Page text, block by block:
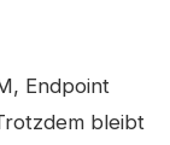
Endpoint
bleibt